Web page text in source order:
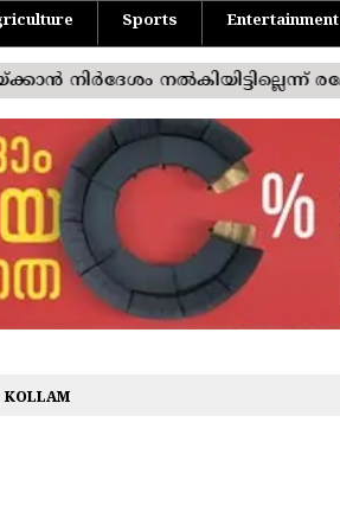
Sports Entertainment
KOLLAM